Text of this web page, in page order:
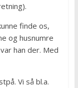
finde os,
og husnumre
han der. Med
Vi så bl.a.